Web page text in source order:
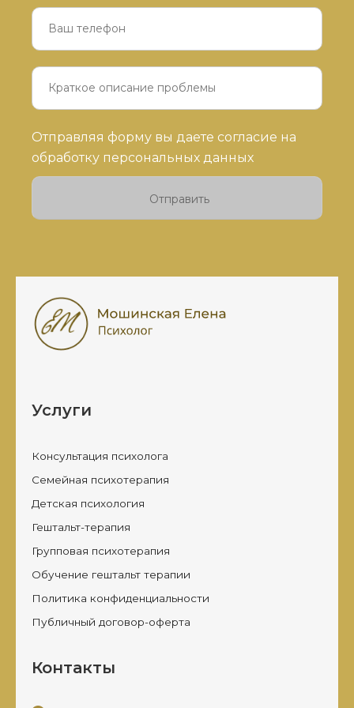
Оставьте
это
поле
Отправляя форму вы даете согласие на
обработку персональных данных
Услуги
Консультация психолога
Семейная психотерапия
Детская психология
Гештальт-терапия
Групповая психотерапия
Обучение гештальт терапии
Политика конфиденциальности
Публичный договор-оферта
Контакты